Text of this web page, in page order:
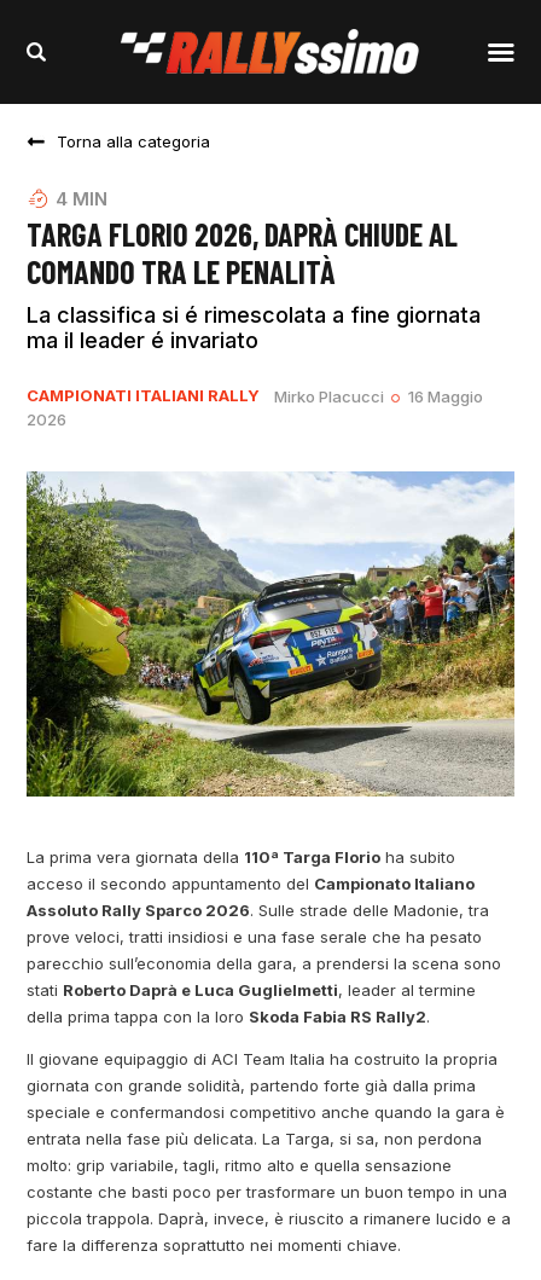
Torna alla categoria
4 MIN
TARGA FLORIO 2026, DAPRÀ CHIUDE AL
COMANDO TRA LE PENALITÀ
La classifica si é rimescolata a fine giornata
ma il leader é invariato
CAMPIONATI ITALIANI RALLY Mirko Placucci
16 Maggio
2026
La prima vera giornata della 110ª Targa Florio ha subito
acceso il secondo appuntamento del Campionato Italiano
Assoluto Rally Sparco 2026. Sulle strade delle Madonie, tra
prove veloci, tratti insidiosi e una fase serale che ha pesato
parecchio sull’economia della gara, a prendersi la scena sono
stati Roberto Daprà e Luca Guglielmetti, leader al termine
della prima tappa con la loro Skoda Fabia RS Rally2.
Il giovane equipaggio di ACI Team Italia ha costruito la propria
giornata con grande solidità, partendo forte già dalla prima
speciale e confermandosi competitivo anche quando la gara è
entrata nella fase più delicata. La Targa, si sa, non perdona
molto: grip variabile, tagli, ritmo alto e quella sensazione
costante che basti poco per trasformare un buon tempo in una
piccola trappola. Daprà, invece, è riuscito a rimanere lucido e a
fare la differenza soprattutto nei momenti chiave.